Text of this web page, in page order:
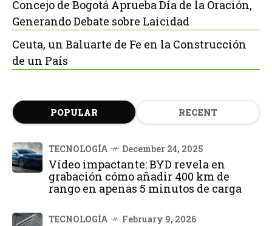
Concejo de Bogotá Aprueba Día de la Oración,
Generando Debate sobre Laicidad
Ceuta, un Baluarte de Fe en la Construcción
de un País
POPULAR RECENT
TECNOLOGÍA December 24, 2025
Vídeo impactante: BYD revela en
grabación cómo añadir 400 km de
rango en apenas 5 minutos de carga
TECNOLOGÍA February 9, 2026